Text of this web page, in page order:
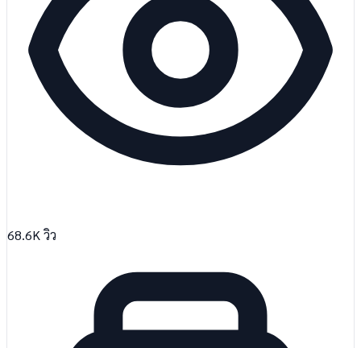
68.6K วิว